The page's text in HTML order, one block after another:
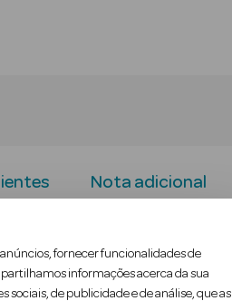
fornecer funcionalidades de
informações acerca da sua
sociais, de publicidade e de análise, que as
Nota adicional